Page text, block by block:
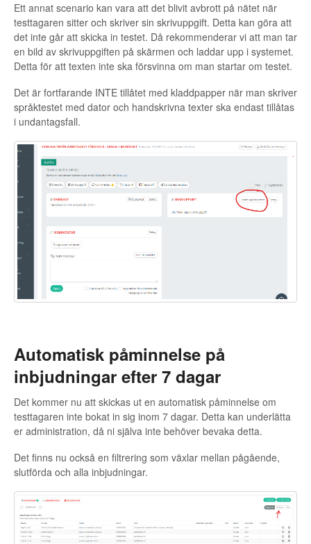
Ett annat scenario kan vara att det blivit avbrott på nätet när
testtagaren sitter och skriver sin skrivuppgift. Detta kan göra att
det inte går att skicka in testet. Då rekommenderar vi att man tar
en bild av skrivuppgiften på skärmen och laddar upp i systemet.
Detta för att texten inte ska försvinna om man startar om testet.
Det är fortfarande INTE tillåtet med kladdpapper när man skriver
språktestet med dator och handskrivna texter ska endast tillåtas
i undantagsfall.
Automatisk påminnelse på
inbjudningar efter 7 dagar
Det kommer nu att skickas ut en automatisk påminnelse om
testtagaren inte bokat in sig inom 7 dagar. Detta kan underlätta
er administration, då ni själva inte behöver bevaka detta.
Det finns nu också en filtrering som växlar mellan pågående,
slutförda och alla inbjudningar.